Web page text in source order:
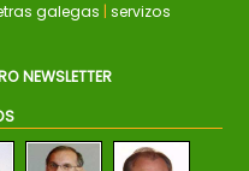
galegas | servizos
NEWSLETTER